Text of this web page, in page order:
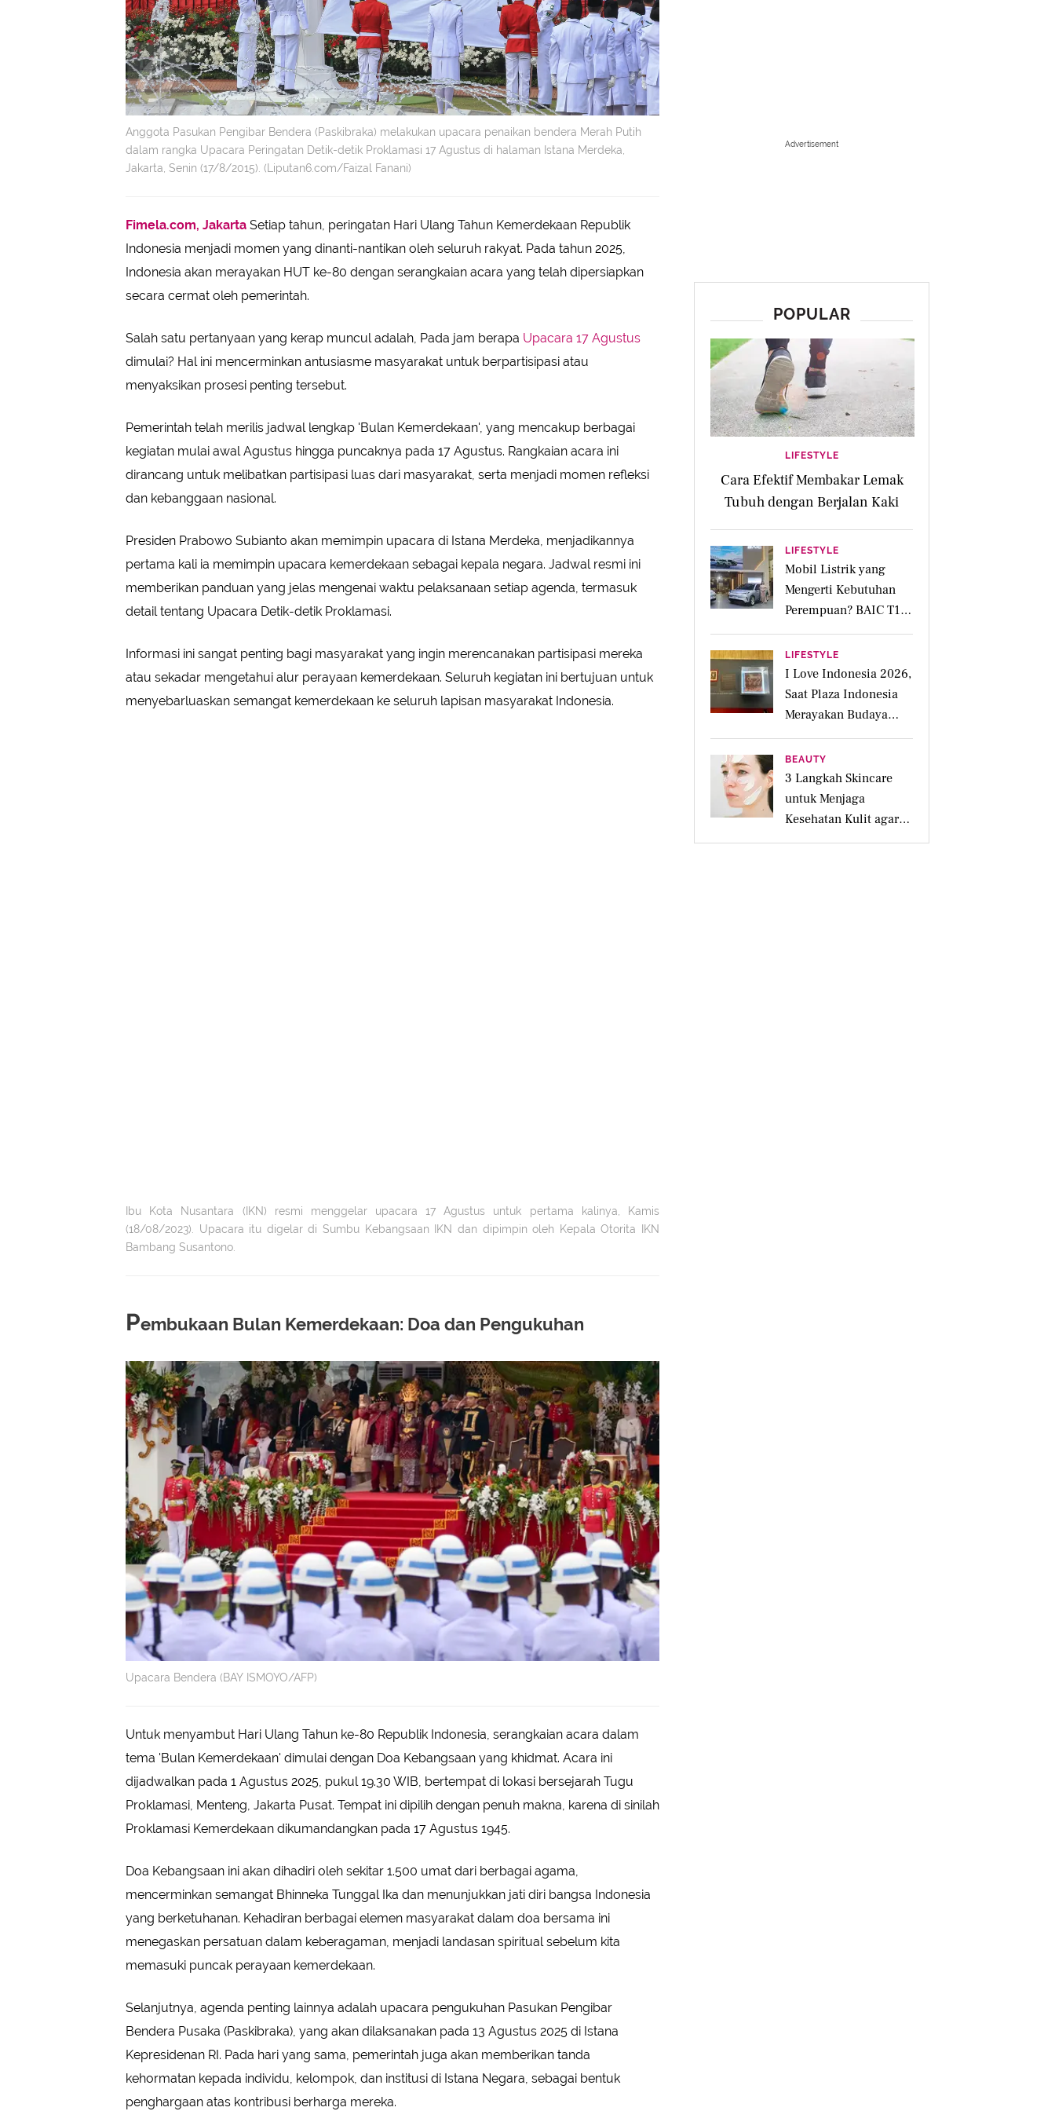
Anggota Pasukan Pengibar Bendera (Paskibraka) melakukan upacara penaikan bendera Merah Putih
dalam rangka Upacara Peringatan Detik-detik Proklamasi 17 Agustus di halaman Istana Merdeka,
Jakarta, Senin (17/8/2015). (Liputan6.com/Faizal Fanani)
Fimela.com, Jakarta Setiap tahun, peringatan Hari Ulang Tahun Kemerdekaan Republik
Indonesia menjadi momen yang dinanti-nantikan oleh seluruh rakyat. Pada tahun 2025,
Indonesia akan merayakan HUT ke-80 dengan serangkaian acara yang telah dipersiapkan
secara cermat oleh pemerintah.
Salah satu pertanyaan yang kerap muncul adalah, Pada jam berapa Upacara 17 Agustus
dimulai? Hal ini mencerminkan antusiasme masyarakat untuk berpartisipasi atau
menyaksikan prosesi penting tersebut.
Pemerintah telah merilis jadwal lengkap 'Bulan Kemerdekaan', yang mencakup berbagai
kegiatan mulai awal Agustus hingga puncaknya pada 17 Agustus. Rangkaian acara ini
dirancang untuk melibatkan partisipasi luas dari masyarakat, serta menjadi momen refleksi
dan kebanggaan nasional.
Presiden Prabowo Subianto akan memimpin upacara di Istana Merdeka, menjadikannya
pertama kali ia memimpin upacara kemerdekaan sebagai kepala negara. Jadwal resmi ini
memberikan panduan yang jelas mengenai waktu pelaksanaan setiap agenda, termasuk
detail tentang Upacara Detik-detik Proklamasi.
Informasi ini sangat penting bagi masyarakat yang ingin merencanakan partisipasi mereka
atau sekadar mengetahui alur perayaan kemerdekaan. Seluruh kegiatan ini bertujuan untuk
menyebarluaskan semangat kemerdekaan ke seluruh lapisan masyarakat Indonesia.
Ibu Kota Nusantara (IKN) resmi menggelar upacara 17 Agustus untuk pertama kalinya, Kamis
(18/08/2023). Upacara itu digelar di Sumbu Kebangsaan IKN dan dipimpin oleh Kepala Otorita IKN
Bambang Susantono.
Pembukaan Bulan Kemerdekaan: Doa dan Pengukuhan
Upacara Bendera (BAY ISMOYO/AFP)
Untuk menyambut Hari Ulang Tahun ke-80 Republik Indonesia, serangkaian acara dalam
tema 'Bulan Kemerdekaan' dimulai dengan Doa Kebangsaan yang khidmat. Acara ini
dijadwalkan pada 1 Agustus 2025, pukul 19.30 WIB, bertempat di lokasi bersejarah Tugu
Proklamasi, Menteng, Jakarta Pusat. Tempat ini dipilih dengan penuh makna, karena di sinilah
Proklamasi Kemerdekaan dikumandangkan pada 17 Agustus 1945.
Doa Kebangsaan ini akan dihadiri oleh sekitar 1.500 umat dari berbagai agama,
mencerminkan semangat Bhinneka Tunggal Ika dan menunjukkan jati diri bangsa Indonesia
yang berketuhanan. Kehadiran berbagai elemen masyarakat dalam doa bersama ini
menegaskan persatuan dalam keberagaman, menjadi landasan spiritual sebelum kita
memasuki puncak perayaan kemerdekaan.
Selanjutnya, agenda penting lainnya adalah upacara pengukuhan Pasukan Pengibar
Bendera Pusaka (Paskibraka), yang akan dilaksanakan pada 13 Agustus 2025 di Istana
Kepresidenan RI. Pada hari yang sama, pemerintah juga akan memberikan tanda
kehormatan kepada individu, kelompok, dan institusi di Istana Negara, sebagai bentuk
penghargaan atas kontribusi berharga mereka.
Advertisement
POPULAR
LIFESTYLE
Cara Efektif Membakar Lemak
Tubuh dengan Berjalan Kaki
LIFESTYLE
Mobil Listrik yang
Mengerti Kebutuhan
Perempuan? BAIC T1
Punya Kabin Lapang
hingga Fitur Parkir
Otomatis
LIFESTYLE
I Love Indonesia 2026,
Saat Plaza Indonesia
Merayakan Budaya
Lokal Lewat 4
Pengalaman Inspiratif
BEAUTY
3 Langkah Skincare
untuk Menjaga
Kesehatan Kulit agar
Tetap Lembap